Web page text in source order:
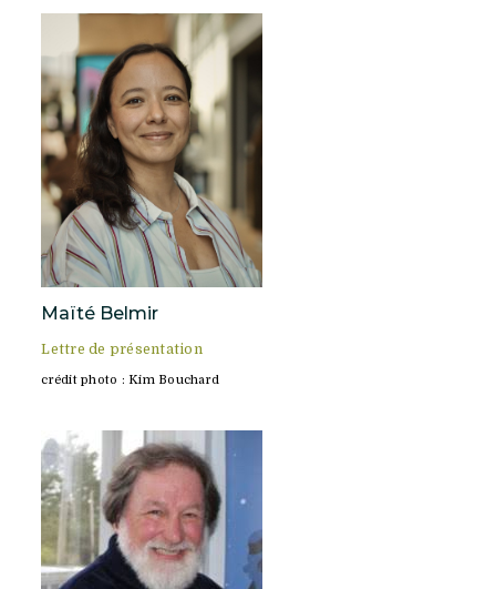
Maïté Belmir
Lettre de présentation
crédit photo : Kim Bouchard